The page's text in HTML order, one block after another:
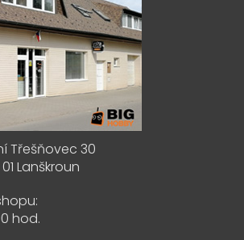
Třešňovec 30
Lanškroun
hod.